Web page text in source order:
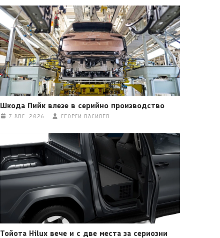
Шкода Пийк влезе в серийно производство
7 АВГ. 2026 ГЕОРГИ ВАСИЛЕВ
Тойота Hilux вече и с две места за сериозни